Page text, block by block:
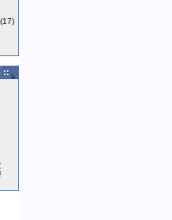
(17)
::